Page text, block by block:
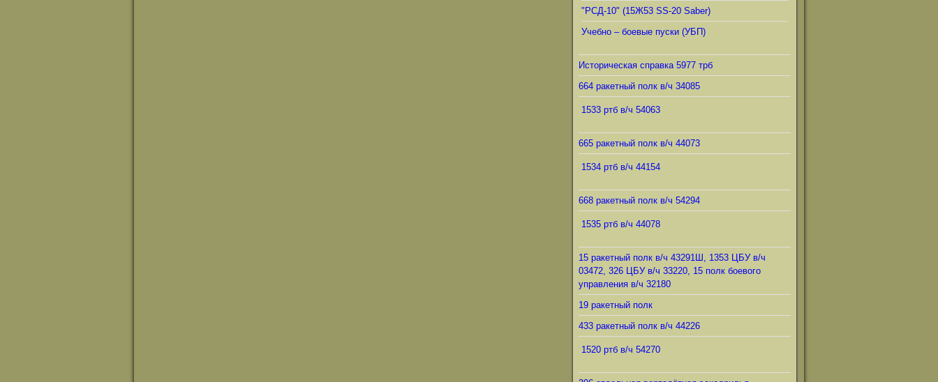
"РСД-10" (15Ж53 SS-20 Saber)
Учебно – боевые пуски (УБП)
Историческая справка 5977 трб
664 ракетный полк в/ч 34085
1533 ртб в/ч 54063
665 ракетный полк в/ч 44073
1534 ртб в/ч 44154
668 ракетный полк в/ч 54294
1535 ртб в/ч 44078
15 ракетный полк в/ч 43291Ш, 1353 ЦБУ в/ч
03472, 326 ЦБУ в/ч 33220, 15 полк боевого
управления в/ч 32180
19 ракетный полк
433 ракетный полк в/ч 44226
1520 ртб в/ч 54270